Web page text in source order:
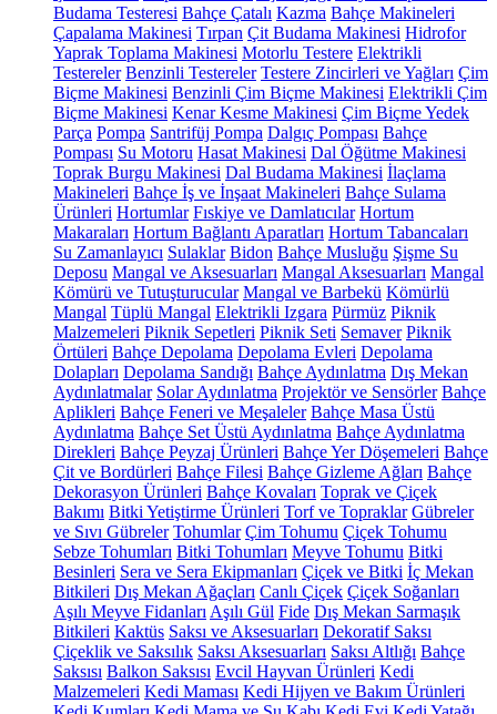
Budama Testeresi Bahçe Çatalı Kazma Bahçe Makineleri
Çapalama Makinesi Tırpan Çit Budama Makinesi Hidrofor
Yaprak Toplama Makinesi Motorlu Testere Elektrikli
Testereler Benzinli Testereler Testere Zincirleri ve Yağları Çim
Biçme Makinesi Benzinli Çim Biçme Makinesi Elektrikli Çim
Biçme Makinesi Kenar Kesme Makinesi Çim Biçme Yedek
Parça Pompa Santrifüj Pompa Dalgıç Pompası Bahçe
Pompası Su Motoru Hasat Makinesi Dal Öğütme Makinesi
Toprak Burgu Makinesi Dal Budama Makinesi İlaçlama
Makineleri Bahçe İş ve İnşaat Makineleri Bahçe Sulama
Ürünleri Hortumlar Fıskiye ve Damlatıcılar Hortum
Makaraları Hortum Bağlantı Aparatları Hortum Tabancaları
Su Zamanlayıcı Sulaklar Bidon Bahçe Musluğu Şişme Su
Deposu Mangal ve Aksesuarları Mangal Aksesuarları Mangal
Kömürü ve Tutuşturucular Mangal ve Barbekü Kömürlü
Mangal Tüplü Mangal Elektrikli Izgara Pürmüz Piknik
Malzemeleri Piknik Sepetleri Piknik Seti Semaver Piknik
Örtüleri Bahçe Depolama Depolama Evleri Depolama
Dolapları Depolama Sandığı Bahçe Aydınlatma Dış Mekan
Aydınlatmalar Solar Aydınlatma Projektör ve Sensörler Bahçe
Aplikleri Bahçe Feneri ve Meşaleler Bahçe Masa Üstü
Aydınlatma Bahçe Set Üstü Aydınlatma Bahçe Aydınlatma
Direkleri Bahçe Peyzaj Ürünleri Bahçe Yer Döşemeleri Bahçe
Çit ve Bordürleri Bahçe Filesi Bahçe Gizleme Ağları Bahçe
Dekorasyon Ürünleri Bahçe Kovaları Toprak ve Çiçek
Bakımı Bitki Yetiştirme Ürünleri Torf ve Topraklar Gübreler
ve Sıvı Gübreler Tohumlar Çim Tohumu Çiçek Tohumu
Sebze Tohumları Bitki Tohumları Meyve Tohumu Bitki
Besinleri Sera ve Sera Ekipmanları Çiçek ve Bitki İç Mekan
Bitkileri Dış Mekan Ağaçları Canlı Çiçek Çiçek Soğanları
Aşılı Meyve Fidanları Aşılı Gül Fide Dış Mekan Sarmaşık
Bitkileri Kaktüs Saksı ve Aksesuarları Dekoratif Saksı
Çiçeklik ve Saksılık Saksı Aksesuarları Saksı Altlığı Bahçe
Saksısı Balkon Saksısı Evcil Hayvan Ürünleri Kedi
Malzemeleri Kedi Maması Kedi Hijyen ve Bakım Ürünleri